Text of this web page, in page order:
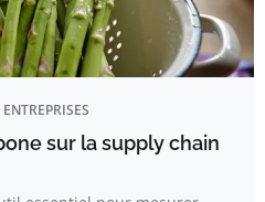
sur la supply chain